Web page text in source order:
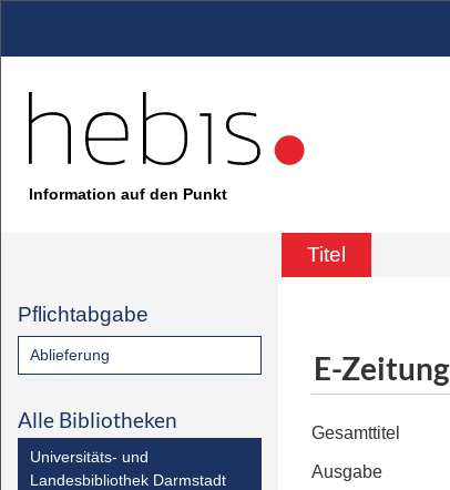
Information auf den Punkt
Titel
Pflichtabgabe
Ablieferung
Alle Bibliotheken
Universitäts- und
Landesbibliothek Darmstadt
E-Zeitung
Gesamttitel
Ausgabe